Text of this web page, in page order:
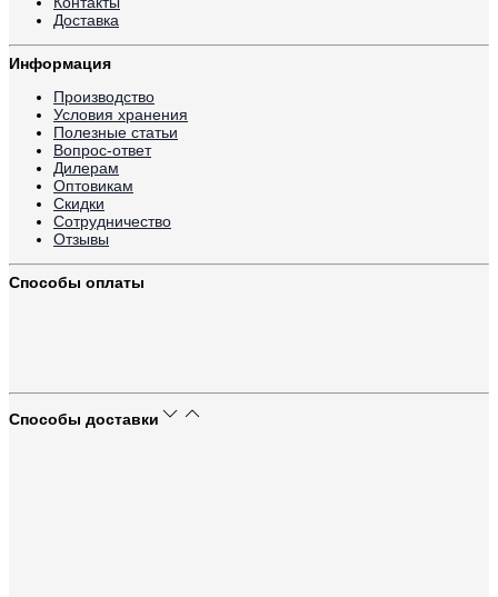
Доставка
Информация
Производство
Условия хранения
Полезные статьи
Вопрос-ответ
Дилерам
Оптовикам
Скидки
Сотрудничество
Отзывы
Способы оплаты
Способы доставки